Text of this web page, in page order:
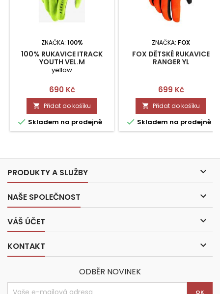
ZNAČKA: 100%
100% RUKAVICE ITRACK
YOUTH VEL.M
yellow
Cena
690 Kč
 Přidat do košíku
 Skladem na prodejně
ZNAČKA: FOX
FOX DĚTSKÉ RUKAVICE
RANGER YL
Cena
699 Kč
 Přidat do košíku
 Skladem na prodejně
PRODUKTY A SLUŽBY 
NAŠE SPOLEČNOST 
VÁŠ ÚČET 
KONTAKT 
ODBĚR NOVINEK